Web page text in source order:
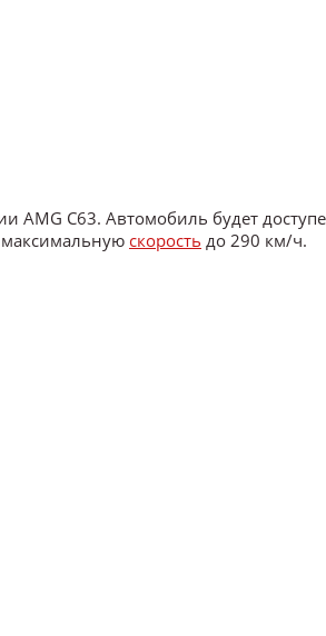
AMG C63. Автомобиль будет
максимальную скорость до 290 км/ч.